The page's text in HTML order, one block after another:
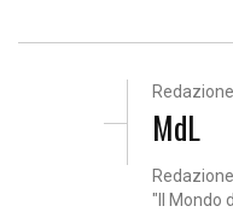
MdL
"Il Mondo